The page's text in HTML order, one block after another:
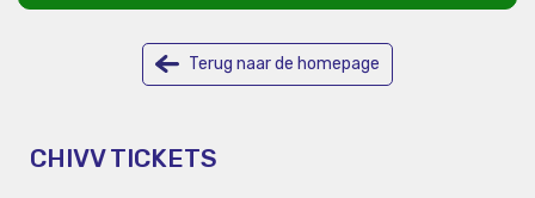
Terug naar de homepage
CHIVV TICKETS